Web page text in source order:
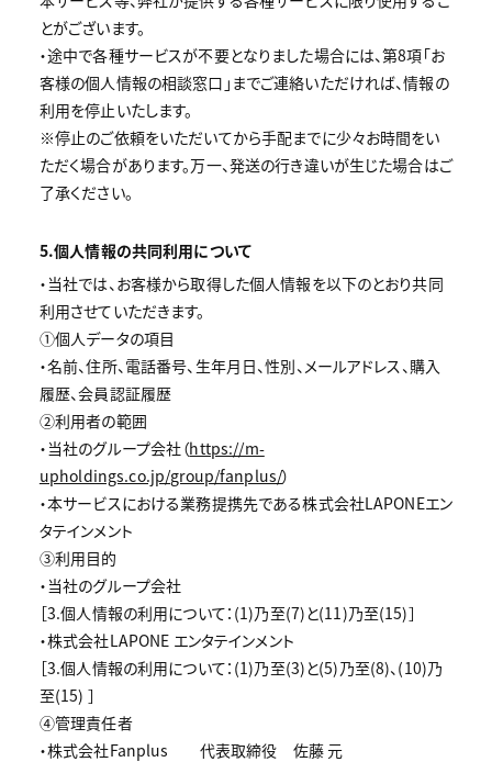
とがございます。
・途中で各種サービスが不要となりました場合には、第8項「お
客様の個人情報の相談窓口」までご連絡いただければ、情報の
利用を停止いたします。
※停止のご依頼をいただいてから手配までに少々お時間をい
ただく場合があります。万一、発送の行き違いが生じた場合はご
了承ください。
5.個人情報の共同利用について
・当社では、お客様から取得した個人情報を以下のとおり共同
利用させていただきます。
①個人データの項目
・名前、住所、電話番号、生年月日、性別、メールアドレス、購入
履歴、会員認証履歴
②利用者の範囲
・当社のグループ会社（https://m-
upholdings.co.jp/group/fanplus/）
・本サービスにおける業務提携先である株式会社LAPONEエン
タテインメント
③利用目的
・当社のグループ会社
［3.個人情報の利用について：(1)乃至(7)と(11)乃至(15)］
・株式会社LAPONE エンタテインメント
［3.個人情報の利用について：(1)乃至(3)と(5)乃至(8)、(10)乃
至(15) ］
④管理責任者
・株式会社Fanplus 代表取締役 佐藤 元